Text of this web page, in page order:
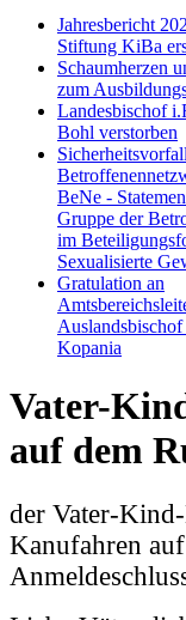
Jahresbericht
Stiftung KiBa
Schaumherzen
zum
Landesbischof
Bohl verstorben
BeNe -
Gruppe der
im
Sexualisierte
Gratulation an
Kopania
Vater-
auf dem
der Vater-
Kanufahren